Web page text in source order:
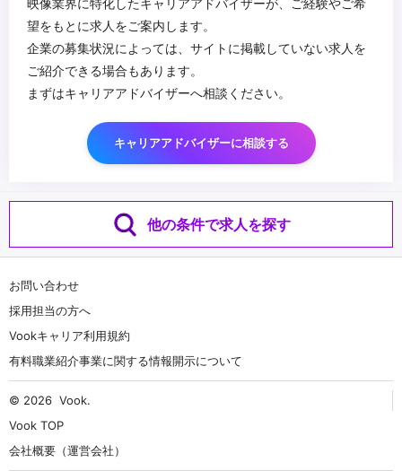
映像業界に特化したキャリアアドバイザーが、ご経験やご希
望をもとに求人をご案内します。
企業の募集状況によっては、サイトに掲載していない求人を
ご紹介できる場合もあります。
まずはキャリアアドバイザーへ相談ください。
キャリアアドバイザーに相談する
他の条件で求人を探す
お問い合わせ
採用担当の方へ
Vookキャリア利用規約
有料職業紹介事業に関する情報開示について
© 2026 Vook.
Vook TOP
会社概要（運営会社）